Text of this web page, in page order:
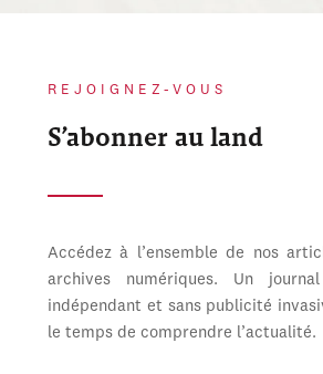
REJOIGNEZ-VOUS
S’abonner au land
Accédez à l’ensemble de nos
archives numériques. Un journal
indépendant et sans publicité
le temps de comprendre l’actualité.